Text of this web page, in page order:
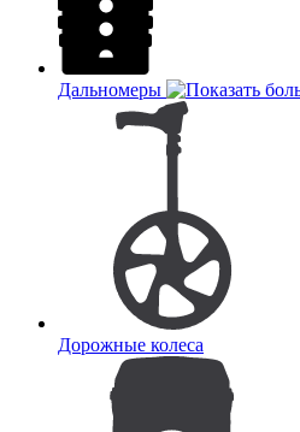
Дальномеры
Дорожные колеса